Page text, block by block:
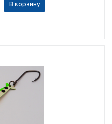
В корзину